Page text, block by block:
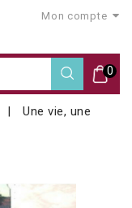
Mon compte
0
Une vie, une